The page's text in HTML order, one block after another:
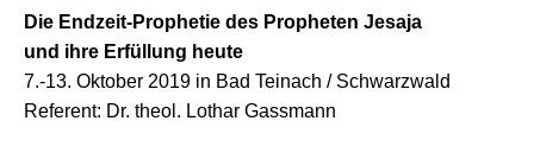
Die Endzeit-Prophetie des Propheten Jesaja
und ihre Erfüllung heute
7.-13. Oktober 2019 in Bad Teinach / Schwarzwald
Referent: Dr. theol. Lothar Gassmann